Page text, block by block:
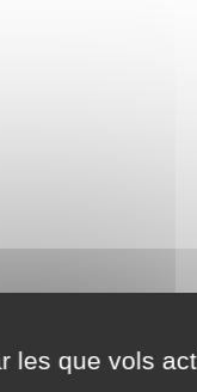
les que vols